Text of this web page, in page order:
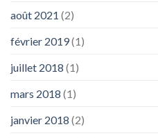
août 2021 (2)
février 2019(1)
juillet 2018 (1)
mars 2018 (1)
janvier 2018 (2)